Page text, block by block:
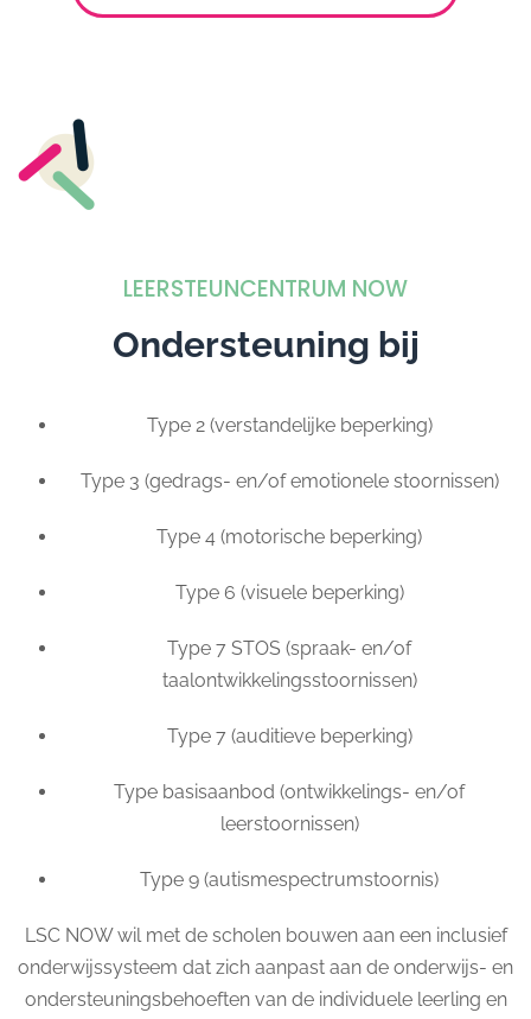
LEERSTEUNCENTRUM NOW
Ondersteuning bij
Type 2 (verstandelijke beperking)
Type 3 (gedrags- en/of emotionele stoornissen)
Type 4 (motorische beperking)
Type 6 (visuele beperking)
Type 7 STOS (spraak- en/of
taalontwikkelingsstoornissen)
Type 7 (auditieve beperking)
Type basisaanbod (ontwikkelings- en/of
leerstoornissen)
Type 9 (autismespectrumstoornis)
LSC NOW wil met de scholen bouwen aan een inclusief
onderwijssysteem dat zich aanpast aan de onderwijs- en
ondersteuningsbehoeften van de individuele leerling en